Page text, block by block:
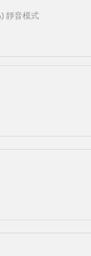
靜音模式